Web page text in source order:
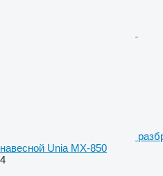
навесной Unia MX-850
4